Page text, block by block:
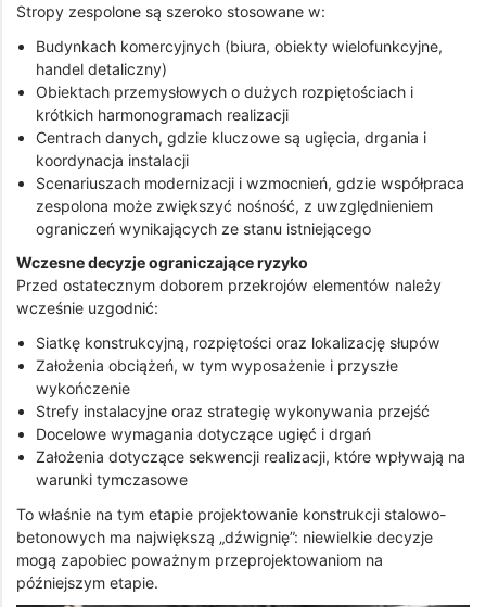
Stropy zespolone są szeroko stosowane w:
Budynkach komercyjnych (biura, obiekty wielofunkcyjne,
handel detaliczny)
Obiektach przemysłowych o dużych rozpiętościach i
krótkich harmonogramach realizacji
Centrach danych, gdzie kluczowe są ugięcia, drgania i
koordynacja instalacji
Scenariuszach modernizacji i wzmocnień, gdzie współpraca
zespolona może zwiększyć nośność, z uwzględnieniem
ograniczeń wynikających ze stanu istniejącego
Wczesne decyzje ograniczające ryzyko
Przed ostatecznym doborem przekrojów elementów należy
wcześnie uzgodnić:
Siatkę konstrukcyjną, rozpiętości oraz lokalizację słupów
Założenia obciążeń, w tym wyposażenie i przyszłe
wykończenie
Strefy instalacyjne oraz strategię wykonywania przejść
Docelowe wymagania dotyczące ugięć i drgań
Założenia dotyczące sekwencji realizacji, które wpływają na
warunki tymczasowe
To właśnie na tym etapie projektowanie konstrukcji stalowo-
betonowych ma największą „dźwignię”: niewielkie decyzje
mogą zapobiec poważnym przeprojektowaniom na
późniejszym etapie.